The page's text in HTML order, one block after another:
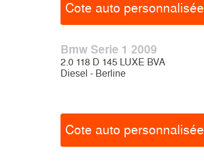
Cote auto personnalisée
Bmw Serie 1 2009
2.0 118 D 145 LUXE BVA
Diesel - Berline
Cote auto personnalisée